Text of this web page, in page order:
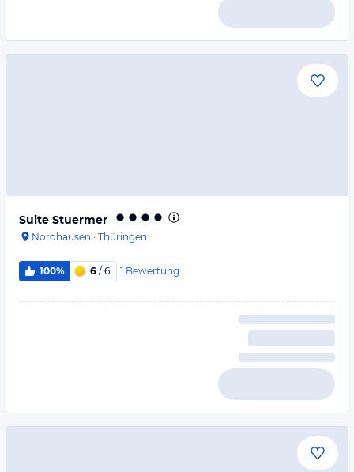
Suite Stuermer
Nordhausen · Thüringen
100% 6 / 6 1 Bewertung